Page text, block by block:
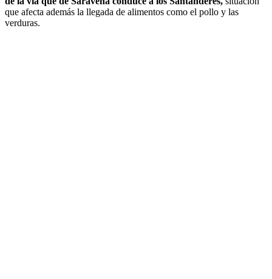
que afecta además la llegada de alimentos como el pollo y las
verduras.